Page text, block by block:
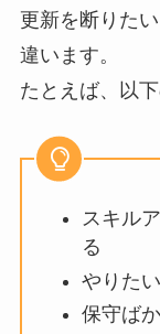
更新を断りた
違います。
たとえば、以
スキル
る
やりた
保守ば